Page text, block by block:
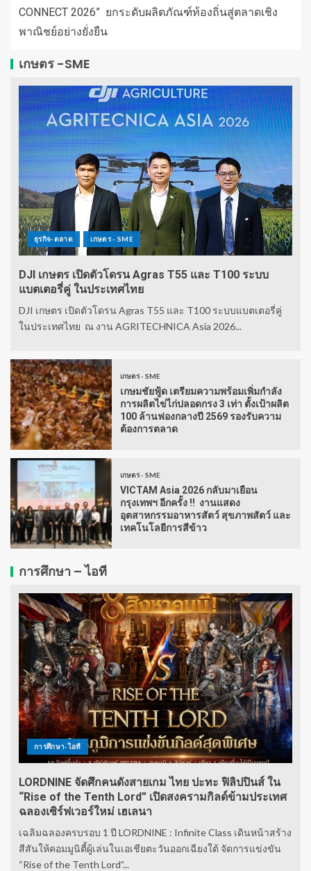
CONNECT 2026” ยกระดับผลิตภัณฑ์ท้องถิ่นสู่ตลาดเชิง
พาณิชย์อย่างยั่งยืน
เกษตร -SME
ธุรกิจ-ตลาด เกษตร - SME
DJI เกษตร เปิดตัวโดรน Agras T55 และ T100 ระบบ
แบตเตอรี่คู่ ในประเทศไทย
DJI เกษตร เปิดตัวโดรน Agras T55 และ T100 ระบบแบตเตอรี่คู่
ในประเทศไทย ณ งาน AGRITECHNICA Asia 2026...
เกษตร - SME
เกษมชัยฟู้ด เตรียมความพร้อมเพิ่มกำลัง
การผลิตไข่ไก่ปลอดกรง 3 เท่า ตั้งเป้าผลิต
100 ล้านฟองกลางปี 2569 รองรับความ
ต้องการตลาด
เกษตร - SME
VICTAM Asia 2026 กลับมาเยือน
กรุงเทพฯ อีกครั้ง !! งานแสดง
อุตสาหกรรมอาหารสัตว์ สุขภาพสัตว์ และ
เทคโนโลยีการสีข้าว
การศึกษา – ไอที
การศึกษา-ไอที
LORDNINE จัดศึกคนดังสายเกม ไทย ปะทะ ฟิลิปปินส์ ใน
“Rise of the Tenth Lord” เปิดสงครามกิลด์ข้ามประเทศ
ฉลองเซิร์ฟเวอร์ใหม่ เฮเลนา
เฉลิมฉลองครบรอบ 1 ปี LORDNINE : Infinite Class เดินหน้าสร้าง
สีสันให้คอมมูนิตี้ผู้เล่นในเอเชียตะวันออกเฉียงใต้ จัดการแข่งขัน
“Rise of the Tenth Lord”...